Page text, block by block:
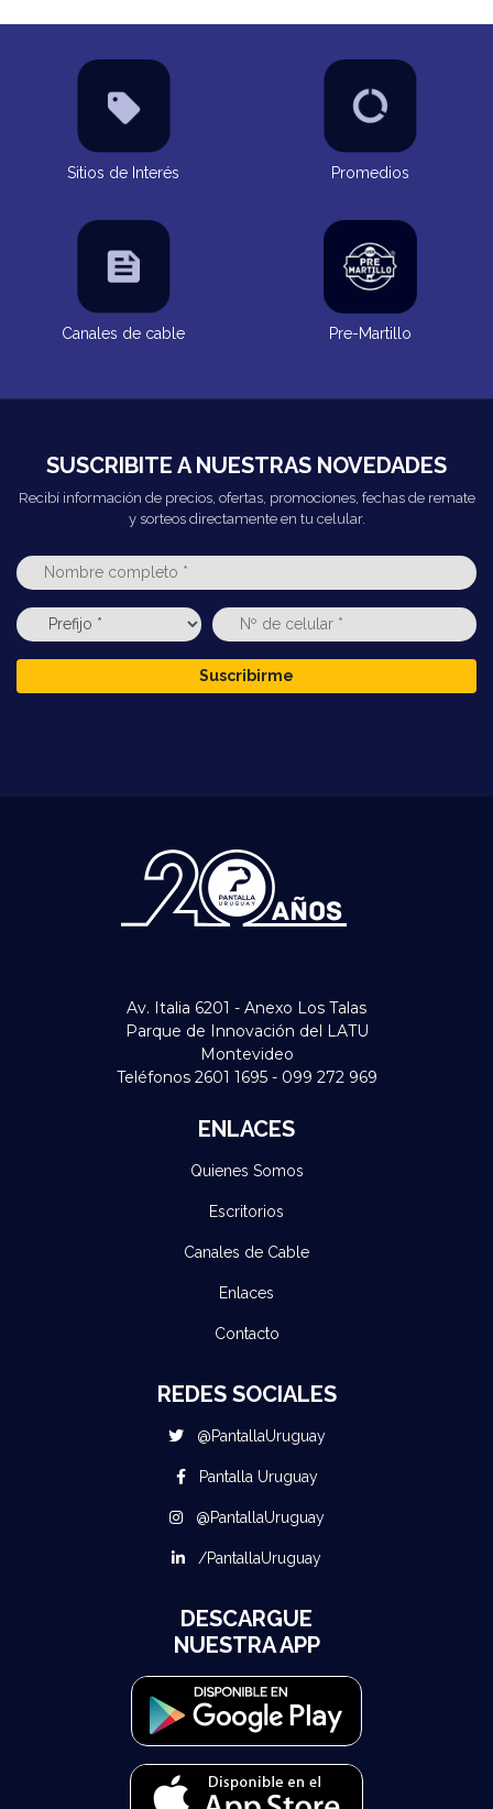
Sitios de Interés Promedios
Canales de cable Pre-Martillo
SUSCRIBITE A NUESTRAS NOVEDADES
Recibí información de precios, ofertas, promociones, fechas de remate
y sorteos directamente en tu celular.
Suscribirme
Av. Italia 6201 - Anexo Los Talas
Parque de Innovación del LATU
Montevideo
Teléfonos 2601 1695 - 099 272 969
ENLACES
Quienes Somos
Escritorios
Canales de Cable
Enlaces
Contacto
REDES SOCIALES
@PantallaUruguay
Pantalla Uruguay
@PantallaUruguay
/PantallaUruguay
DESCARGUE
NUESTRA APP